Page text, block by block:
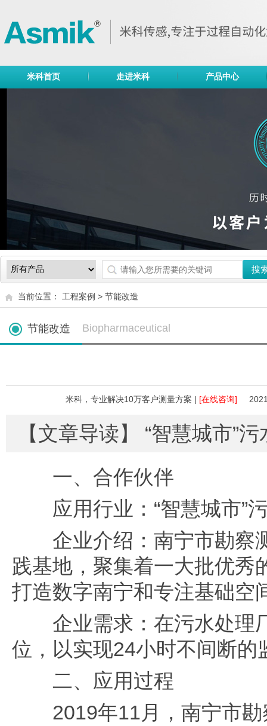
米科首页 走进米科 产品中心
当前位置： 工程案例 > 节能改造
节能改造 Biopharmaceutical
米科，专业解决10万客户测量方案 | [在线咨询]
【文章导读】 “智慧城市”
一、合作伙伴
应用行业：“智慧城市”
企业介绍：南宁市勘察测
践基地，聚集着一大批优秀
打造数字南宁和专注基础空
企业需求：在污水处理厂
位，以实现24小时不间断的
二、应用过程
2019年11月，南宁市勘